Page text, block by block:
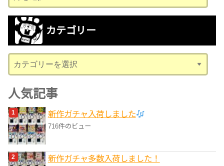
ー
カ
ブ
カテゴリー
テ
ゴ
リ
ー
人気記事
新作ガチャ入荷しました
716件のビュー
新作ガチャ多数入荷しました！